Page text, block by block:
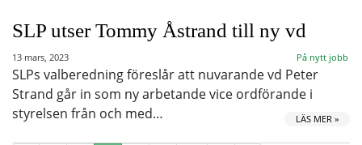
SLP utser Tommy Åstrand till ny vd
13 mars, 2023 På nytt jobb
SLPs valberedning föreslår att nuvarande vd Peter
Strand går in som ny arbetande vice ordförande i
styrelsen från och med…
LÄS MER »